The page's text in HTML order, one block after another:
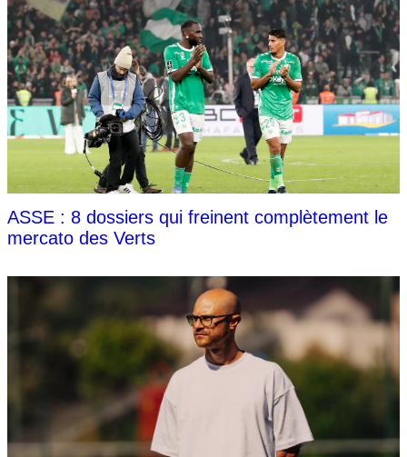
ASSE : 8 dossiers qui freinent complètement le
mercato des Verts